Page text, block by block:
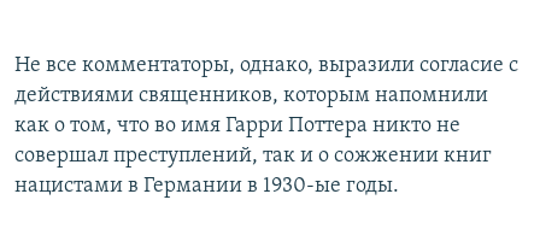
Не все комментаторы, однако, выразили согласие с
действиями священников, которым напомнили
как о том, что во имя Гарри Поттера никто не
совершал преступлений, так и о сожжении книг
нацистами в Германии в 1930-ые годы.